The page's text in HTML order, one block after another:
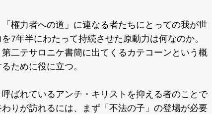
権力者への道」に連なる者たちにとっての我が世
7年半にわたって持続させた原動力は何なのか。
二テサロニケ書簡に出てくるカテコーンという概
ために役に立つ。
ばれているアンチ・キリストを抑える者のことで
りが訪れるには、まず「不法の子」の登場が必要